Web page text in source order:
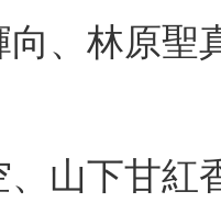
、林原聖
山下甘紅